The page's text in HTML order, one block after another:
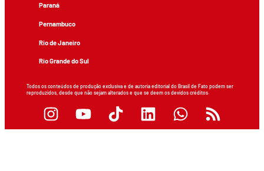
Paraná
Pernambuco
Rio de Janeiro
Rio Grande do Sul
Todos os conteúdos de produção exclusiva e de autoria editorial do Brasil de Fato podem ser
reproduzidos, desde que não sejam alterados e que se deem os devidos créditos.